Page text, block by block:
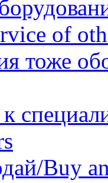
of
тоже
Buy